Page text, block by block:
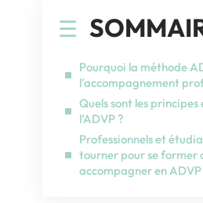
Pourquoi la méthode
l’accompagnement
Quels sont les
l’ADVP ?
Professionnels et
tourner pour se former
accompagner en ADVP